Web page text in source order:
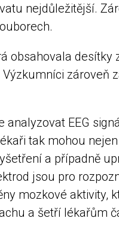
nejdůležitější.
obsahovala
EEG
tak mohou
a případně
jsou pro
mozkové aktivity,
a šetří lékařům